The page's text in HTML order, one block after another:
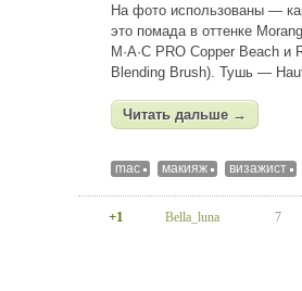
На фото использованы —
это помада в оттенке
M·A·C PRO Copper Beach
Blending Brush). Тушь —
Читать дальше →
mac макияж визажист
+1 Bella_luna 7